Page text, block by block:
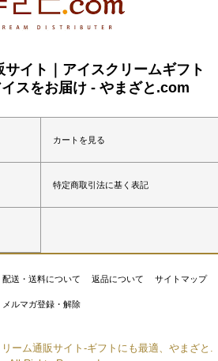
イト｜アイスクリームギフト
イスをお届け - やまざと.com
カートを見る
特定商取引法に基く表記
配送・送料について 返品について サイトマップ
メルマガ登録・解除
ーム通販サイト-ギフトにも最適、やまざと.